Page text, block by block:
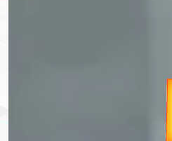
Gold Rate